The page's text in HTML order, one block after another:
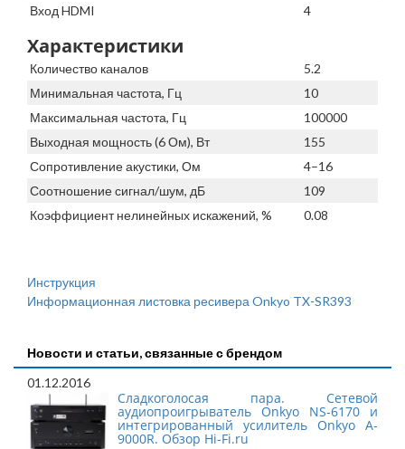
Вход HDMI
4
Характеристики
Количество каналов
5.2
Минимальная частота, Гц
10
Максимальная частота, Гц
100000
Выходная мощность (6 Ом), Вт
155
Сопротивление акустики, Ом
4–16
Соотношение сигнал/шум, дБ
109
Коэффициент нелинейных искажений, %
0.08
Инструкция
Информационная листовка ресивера Onkyo TX-SR393
Новости и статьи, связанные с брендом
01.12.2016
Сладкоголосая пара. Сетевой
аудиопроигрыватель Onkyo NS-6170 и
интегрированный усилитель Onkyo A-
9000R. Обзор Hi-Fi.ru